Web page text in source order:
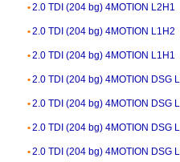
2.0 TDI (204 bg) 4MOTION L2H1
2.0 TDI (204 bg) 4MOTION L1H2
2.0 TDI (204 bg) 4MOTION L1H1
2.0 TDI (204 bg) 4MOTION DSG
2.0 TDI (204 bg) 4MOTION DSG
2.0 TDI (204 bg) 4MOTION DSG
2.0 TDI (204 bg) 4MOTION DSG